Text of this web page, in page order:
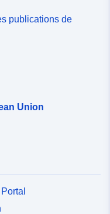
publications de
Union